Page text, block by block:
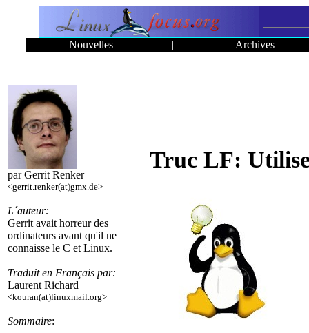
Nouvelles | Archives
par Gerrit Renker
<gerrit.renker(at)gmx.de>
L´auteur:
Gerrit avait horreur des
ordinateurs avant qu'il ne
connaisse le C et Linux.
Traduit en Français par:
Laurent Richard
<kouran(at)linuxmail.org>
Sommaire:
Truc LF: